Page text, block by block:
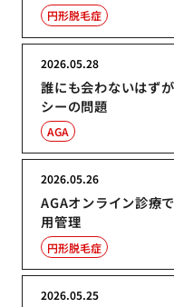
円形脱毛症
誰にも会わないはず
シーの問題
2026.05.28
AGA
AGAオンライン診療
用管理
2026.05.26
円形脱毛症
2026.05.25